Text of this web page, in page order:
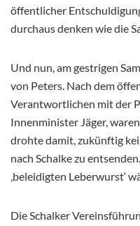
öffentlicher
durchaus denken wie die
Und nun, am gestrigen
von Peters. Nach dem
Verantwortlichen mit der
Innenminister Jäger,
drohte damit, zukünftig
nach Schalke zu
‚beleidigten Leberwurst‘
Die Schalker